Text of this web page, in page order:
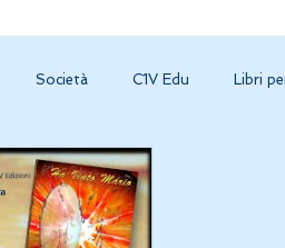
Società C1V Edu Libri